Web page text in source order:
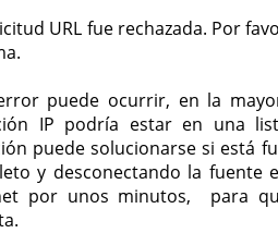
URL fue rechazada. Por
puede ocurrir, en la
IP podría estar en una
puede solucionarse si está
y desconectando la
por unos minutos, para